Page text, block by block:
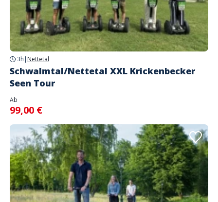
3h | Nettetal
Schwalmtal/Nettetal XXL Krickenbecker
Seen Tour
Ab
99,00 €